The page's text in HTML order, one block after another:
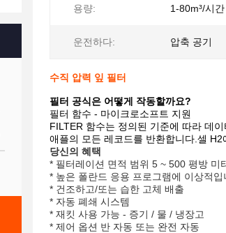
용량: 1-80m³/시간
운전하다: 압축 공기
수직 압력 잎 필터
필터 공식은 어떻게 작동할까요?
필터 함수 - 마이크로소프트 지원
FILTER 함수는 정의된 기준에 따라 데
애플의 모든 레코드를 반환합니다.셀
당신의 혜택
* 필터레이션 면적 범위 5 ~ 500 평방 미
* 높은 폴란드 응용 프로그램에 이상적
* 건조하고/또는 습한 고체 배출
* 자동 폐쇄 시스템
* 재킷 사용 가능 - 증기 / 물 / 냉장고
* 제어 옵션 반 자동 또는 완전 자동